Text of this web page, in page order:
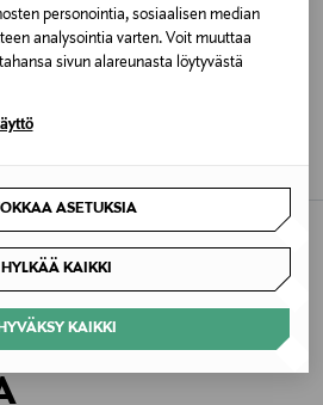
personointia, sosiaalisen median
analysointia varten. Voit muuttaa
sivun alareunasta löytyvästä
ASETUKSIA
HYLKÄÄ KAIKKI
HYVÄKSY KAIKKI
100, 11664, Stockholm,